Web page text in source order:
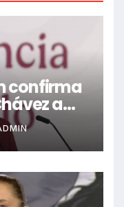
confirma
a